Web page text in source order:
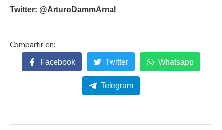
Twitter: @ArturoDammArnal
Facebook Twitter Whatsapp
Telegram